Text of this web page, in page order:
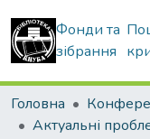
Фонди та
зібрання
Головна